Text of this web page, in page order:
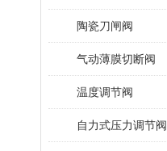
陶瓷刀闸阀
气动薄膜切断阀
温度调节阀
自力式压力调节阀